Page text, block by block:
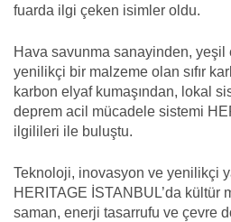
fuarda ilgi çeken isimler oldu.
Hava savunma sanayinden, yeşil
yenilikçi bir malzeme olan sıfır
karbon elyaf kumaşından, lokal
deprem acil mücadele sistemi
ilgilileri ile buluştu.
Teknoloji, inovasyon ve yenilikçi
HERITAGE İSTANBUL’da kültür
saman, enerji tasarrufu ve çevre